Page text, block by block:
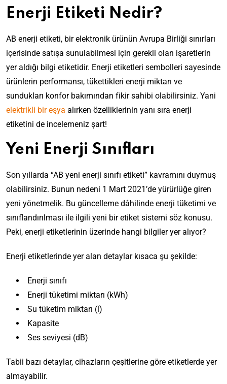
Enerji Etiketi Nedir?
AB enerji etiketi, bir elektronik ürünün Avrupa Birliği sınırları
içerisinde satışa sunulabilmesi için gerekli olan işaretlerin
yer aldığı bilgi etiketidir. Enerji etiketleri sembolleri sayesinde
ürünlerin performansı, tükettikleri enerji miktarı ve
sundukları konfor bakımından fikir sahibi olabilirsiniz. Yani
elektrikli bir eşya alırken özelliklerinin yanı sıra enerji
etiketini de incelemeniz şart!
Yeni Enerji Sınıfları
Son yıllarda “AB yeni enerji sınıfı etiketi” kavramını duymuş
olabilirsiniz. Bunun nedeni 1 Mart 2021’de yürürlüğe giren
yeni yönetmelik. Bu güncelleme dâhilinde enerji tüketimi ve
sınıflandırılması ile ilgili yeni bir etiket sistemi söz konusu.
Peki, enerji etiketlerinin üzerinde hangi bilgiler yer alıyor?
Enerji etiketlerinde yer alan detaylar kısaca şu şekilde:
Enerji sınıfı
Enerji tüketimi miktarı (kWh)
Su tüketim miktarı (l)
Kapasite
Ses seviyesi (dB)
Tabii bazı detaylar, cihazların çeşitlerine göre etiketlerde yer
almayabilir.